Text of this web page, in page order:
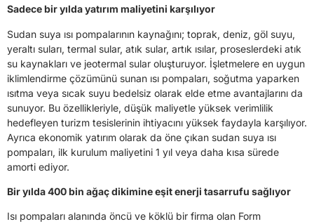
Sadece bir yılda yatırım maliyetini karşılıyor
Sudan suya ısı pompalarının kaynağını; toprak, deniz, göl suyu,
yeraltı suları, termal sular, atık sular, artık ısılar, proseslerdeki atık
su kaynakları ve jeotermal sular oluşturuyor. İşletmelere en uygun
iklimlendirme çözümünü sunan ısı pompaları, soğutma yaparken
ısıtma veya sıcak suyu bedelsiz olarak elde etme avantajlarını da
sunuyor. Bu özellikleriyle, düşük maliyetle yüksek verimlilik
hedefleyen turizm tesislerinin ihtiyacını yüksek faydayla karşılıyor.
Ayrıca ekonomik yatırım olarak da öne çıkan sudan suya ısı
pompaları, ilk kurulum maliyetini 1 yıl veya daha kısa sürede
amorti ediyor.
Bir yılda 400 bin ağaç dikimine eşit enerji tasarrufu sağlıyor
Isı pompaları alanında öncü ve köklü bir firma olan Form